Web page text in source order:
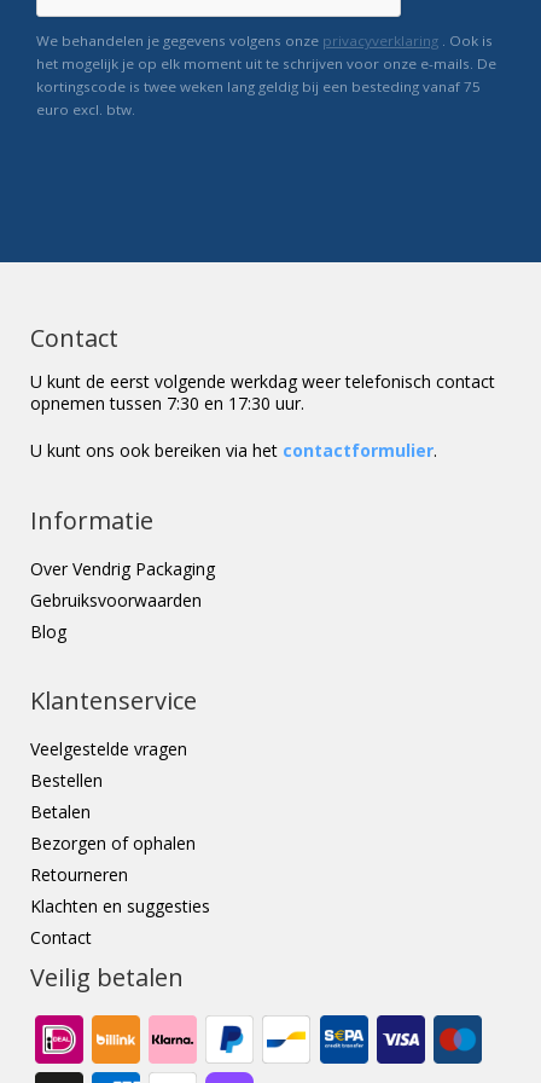
We behandelen je gegevens volgens onze privacyverklaring . Ook is
het mogelijk je op elk moment uit te schrijven voor onze e-mails. De
kortingscode is twee weken lang geldig bij een besteding vanaf 75
euro excl. btw.
Contact
U kunt de eerst volgende werkdag weer telefonisch contact
opnemen tussen 7:30 en 17:30 uur.
U kunt ons ook bereiken via het contactformulier.
Informatie
Over Vendrig Packaging
Gebruiksvoorwaarden
Blog
Klantenservice
Veelgestelde vragen
Bestellen
Betalen
Bezorgen of ophalen
Retourneren
Klachten en suggesties
Contact
Veilig betalen